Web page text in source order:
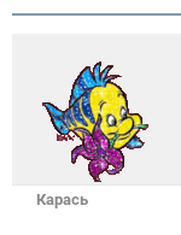
Карась